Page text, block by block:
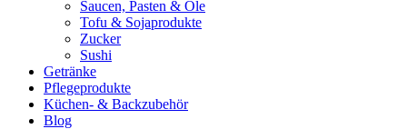
Saucen, Pasten & Öle
Tofu & Sojaprodukte
Zucker
Sushi
Getränke
Pflegeprodukte
Küchen- & Backzubehör
Blog